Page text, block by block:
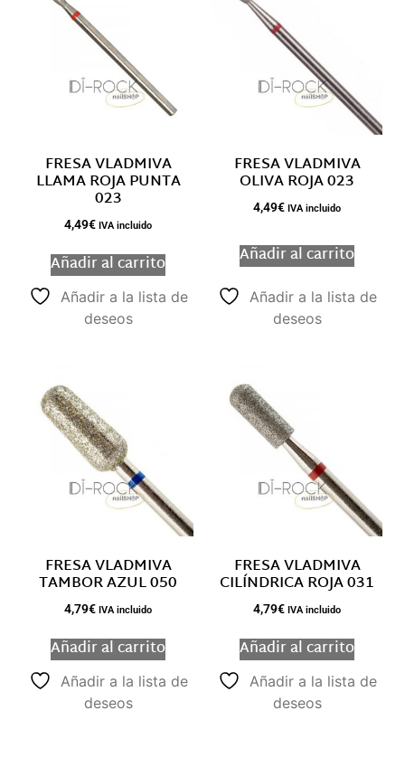
FRESA VLADMIVA
LLAMA ROJA PUNTA
023
4,49€ IVA incluido
Añadir al carrito
Añadir a la lista de
deseos
FRESA VLADMIVA
OLIVA ROJA 023
4,49€ IVA incluido
Añadir al carrito
Añadir a la lista de
deseos
FRESA VLADMIVA
TAMBOR AZUL 050
4,79€ IVA incluido
Añadir al carrito
Añadir a la lista de
deseos
FRESA VLADMIVA
CILÍNDRICA ROJA 031
4,79€ IVA incluido
Añadir al carrito
Añadir a la lista de
deseos